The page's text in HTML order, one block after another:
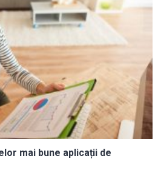
mai bune aplicații de